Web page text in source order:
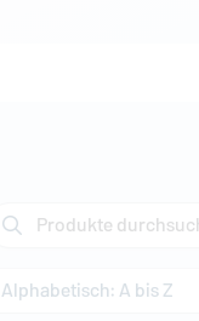
Produkte durchsuchen
Alphabetisch: A bis Z